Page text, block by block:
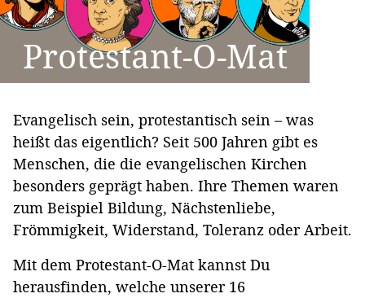
Protestant-O-Mat
Evangelisch sein, protestantisch sein – was
heißt das eigentlich? Seit 500 Jahren gibt es
Menschen, die die evangelischen Kirchen
besonders geprägt haben. Ihre Themen waren
zum Beispiel Bildung, Nächstenliebe,
Frömmigkeit, Widerstand, Toleranz oder Arbeit.
Mit dem Protestant-O-Mat kannst Du
herausfinden, welche unserer 16